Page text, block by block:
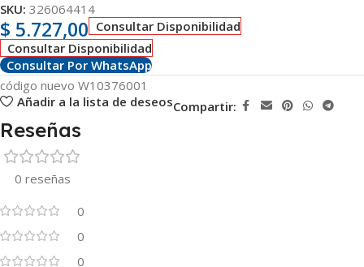
SKU: 326064414
$ 5.727,00 Consultar Disponibilidad
Consultar Disponibilidad
Consultar Por WhatsApp
código nuevo W10376001
Añadir a la lista de deseosCompartir:
Reseñas
0 reseñas
0
0
0